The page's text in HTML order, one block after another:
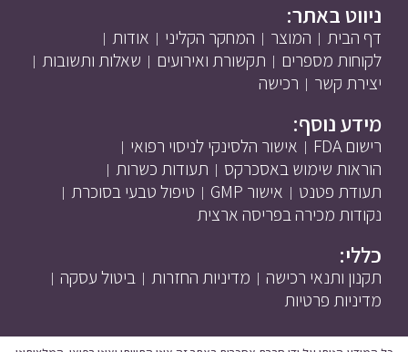
ניווט באתר:
דף הבית המוצר המחקר הקליני
אודות
לקוחות מספרים
תקשורת ואירועים
שאלות ותשובות
יצירת קשר
רכישה
מידע נוסף:
רישום FDA
אישור הלסינקי לניסוי רפואי
הוראות שימוש באסכרקס
תעודות כשרות
תעודת פטנט
אישור GMP
טיפול טבעי בסוכרת
נקודות מכירה בפריסה ארצית
כללי:
תקנון ותנאי רכישה מדיניות החזרות
ביטול עסקה
מדיניות פרטיות